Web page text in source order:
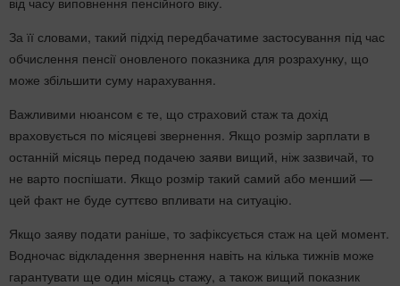
За її словами, такий підхід передбачатиме застосування під час
обчислення пенсії оновленого показника для розрахунку, що
може збільшити суму нарахування.
Важливими нюансом є те, що страховий стаж та дохід
враховується по місяцеві звернення. Якщо розмір зарплати в
останній місяць перед подачею заяви вищий, ніж зазвичай, то
не варто поспішати. Якщо розмір такий самий або менший —
цей факт не буде суттєво впливати на ситуацію.
Якщо заяву подати раніше, то зафіксується стаж на цей момент.
Водночас відкладення звернення навіть на кілька тижнів може
гарантувати ще один місяць стажу, а також вищий показник